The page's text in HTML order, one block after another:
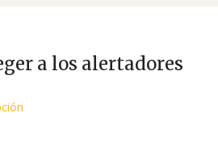
a los alertadores